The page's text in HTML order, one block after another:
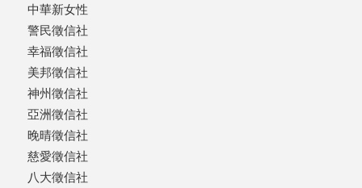
中華新女性
警民徵信社
幸福徵信社
美邦徵信社
神州徵信社
亞洲徵信社
晚晴徵信社
慈愛徵信社
八大徵信社